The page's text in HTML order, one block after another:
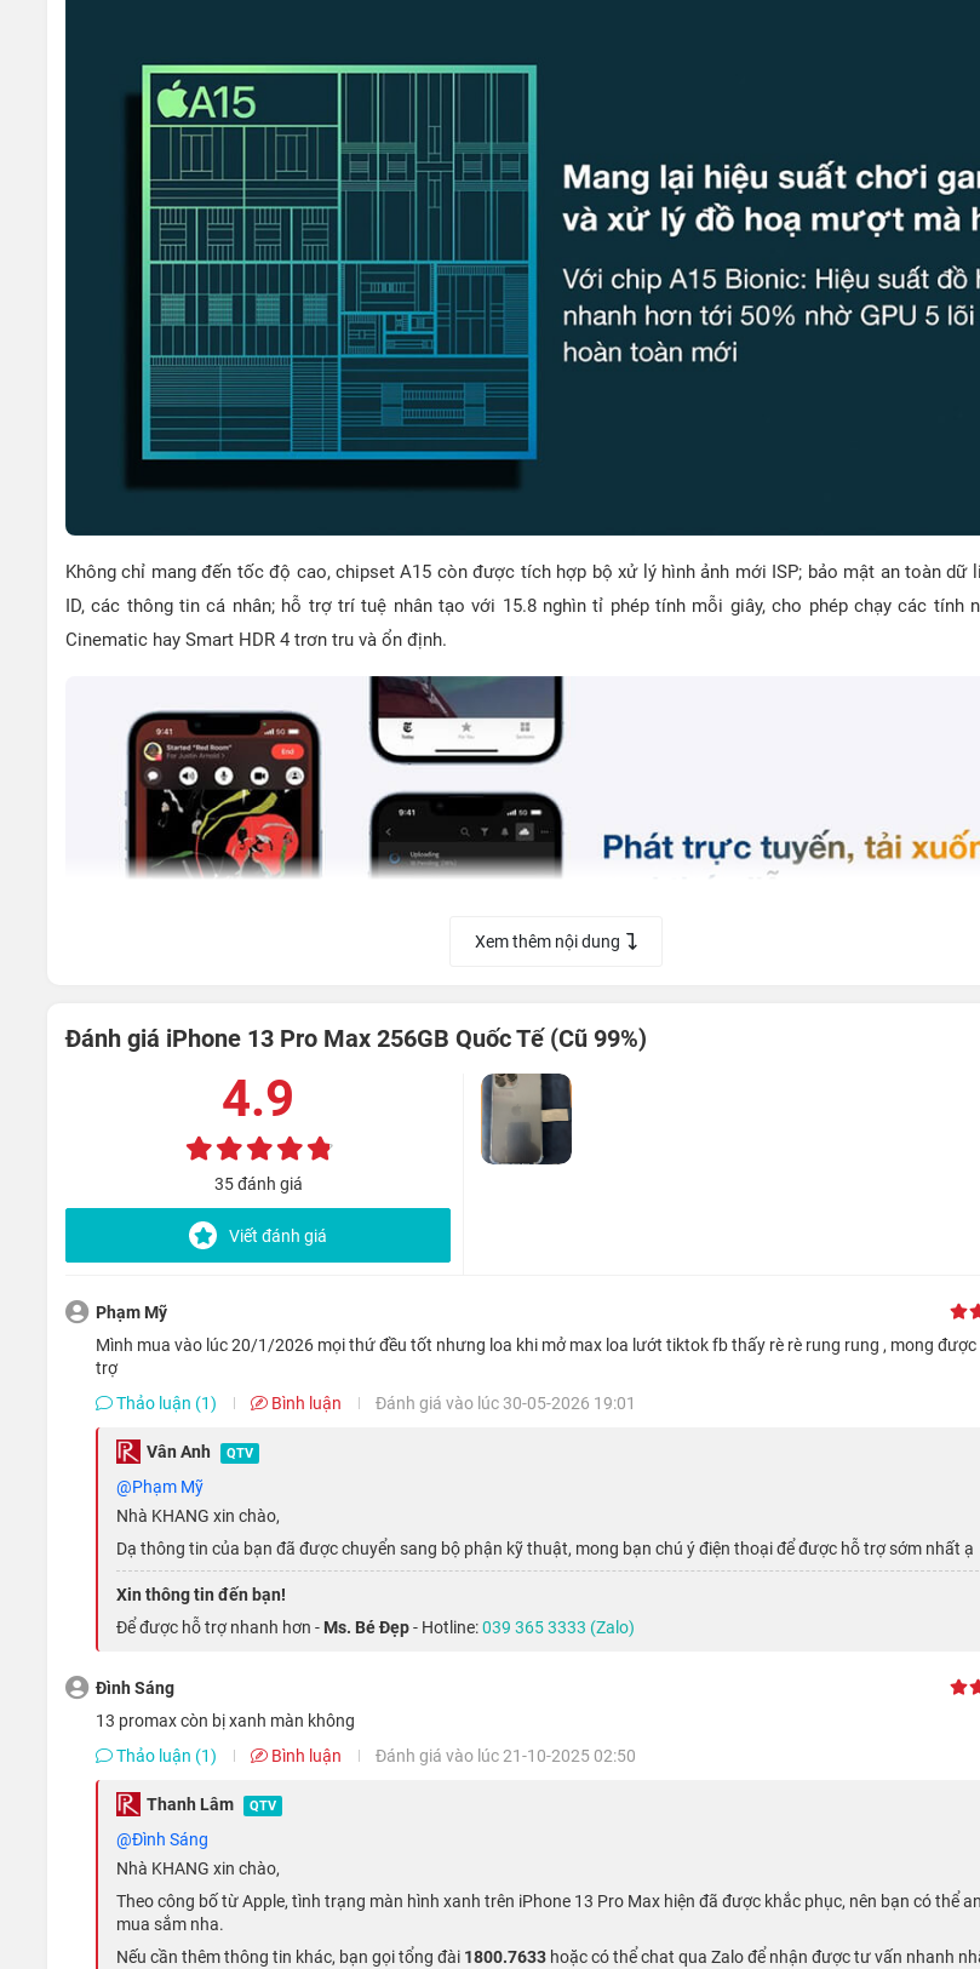
Không chỉ mang đến tốc độ cao, chipset A15 còn được tích hợp bộ xử lý hình ảnh mới ISP; bảo mật an toàn dữ
ID, các thông tin cá nhân; hỗ trợ trí tuệ nhân tạo với 15.8 nghìn tỉ phép tính mỗi giây, cho phép chạy các tính
Cinematic hay Smart HDR 4 trơn tru và ổn định.
Bên cạnh đó, máy còn được trang bị khả năng kết nối mạng 5G cải tiến với nhiều băng tần và Wifi-6 băng tần
người dùng có thể trải nghiệm những bộ phim 4K mượt mà, tải tệp tin trong chớp mắt hay chơi game online
ở bất cứ đâu.
Xem thêm:
Đắm chìm trong không gian giải trí lớn
Không chỉ sở hữu kích thước màn hình lên tới 6.7 inch như người tiền nhiệm, chiếc iPhone Pro Max năm nay
đến cho người dùng không gian trải nghiệm lớn chưa từng có nhờ phần notch tai thỏ được tinh chỉnh nhỏ gọn hơn
với thế hệ trước.
Xem thêm nội dung
Đánh giá iPhone 13 Pro Max 256GB Quốc Tế (Cũ 99%)
4.9
35 đánh giá
Viết đánh giá
Phạm Mỹ
mình mua vào lúc 20/1/2026 mọi thứ đều tốt nhưng loa khi mở max loa lướt tiktok fb thấy rè rè rung rung , mong được sớm hỗ
trợ
Thảo luận (1)
Bình luận Đánh giá vào lúc 30-05-2026 19:01
Vân Anh QTV
@Phạm Mỹ
Nhà KHANG xin chào,
Dạ thông tin của bạn đã được chuyển sang bộ phận kỹ thuật, mong bạn chú ý điện thoại để được hỗ trợ sớm nhất ạ
Xin thông tin đến bạn!
Để được hỗ trợ nhanh hơn - Ms. Bé Đẹp- Hotline:039 365 3333 (Zalo)
Đình Sáng
13 promax còn bị xanh màn không
Thảo luận (1)
Bình luận Đánh giá vào lúc 21-10-2025 02:50
Thanh Lâm QTV
@Đình Sáng
Nhà KHANG xin chào,
Theo công bố từ Apple, tình trạng màn hình xanh trên iPhone 13 Pro Max hiện đã được khắc phục, nên bạn có thể
mua sắm nha.
Nếu cần thêm thông tin khác, bạn gọi tổng đài 1800.7633 hoặc có thể chat qua Zalo để nhận được tư vấn nhanh